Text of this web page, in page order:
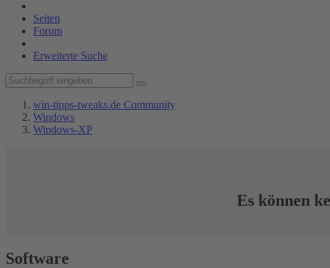
Seiten
Forum
Erweiterte Suche
win-tipps-tweaks.de Community
Windows
Windows-XP
Es können
Software